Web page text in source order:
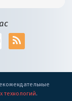
технологий.